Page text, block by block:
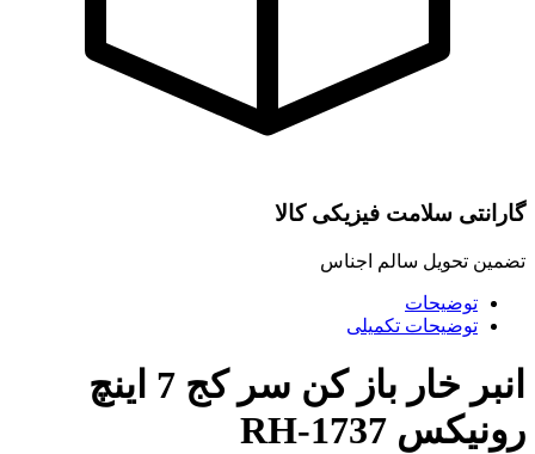
گارانتی سلامت فیزیکی کالا
تضمین تحویل سالم اجناس
توضیحات
توضیحات تکمیلی
انبر خار باز کن سر کج 7 اینچ
رونیکس RH-1737